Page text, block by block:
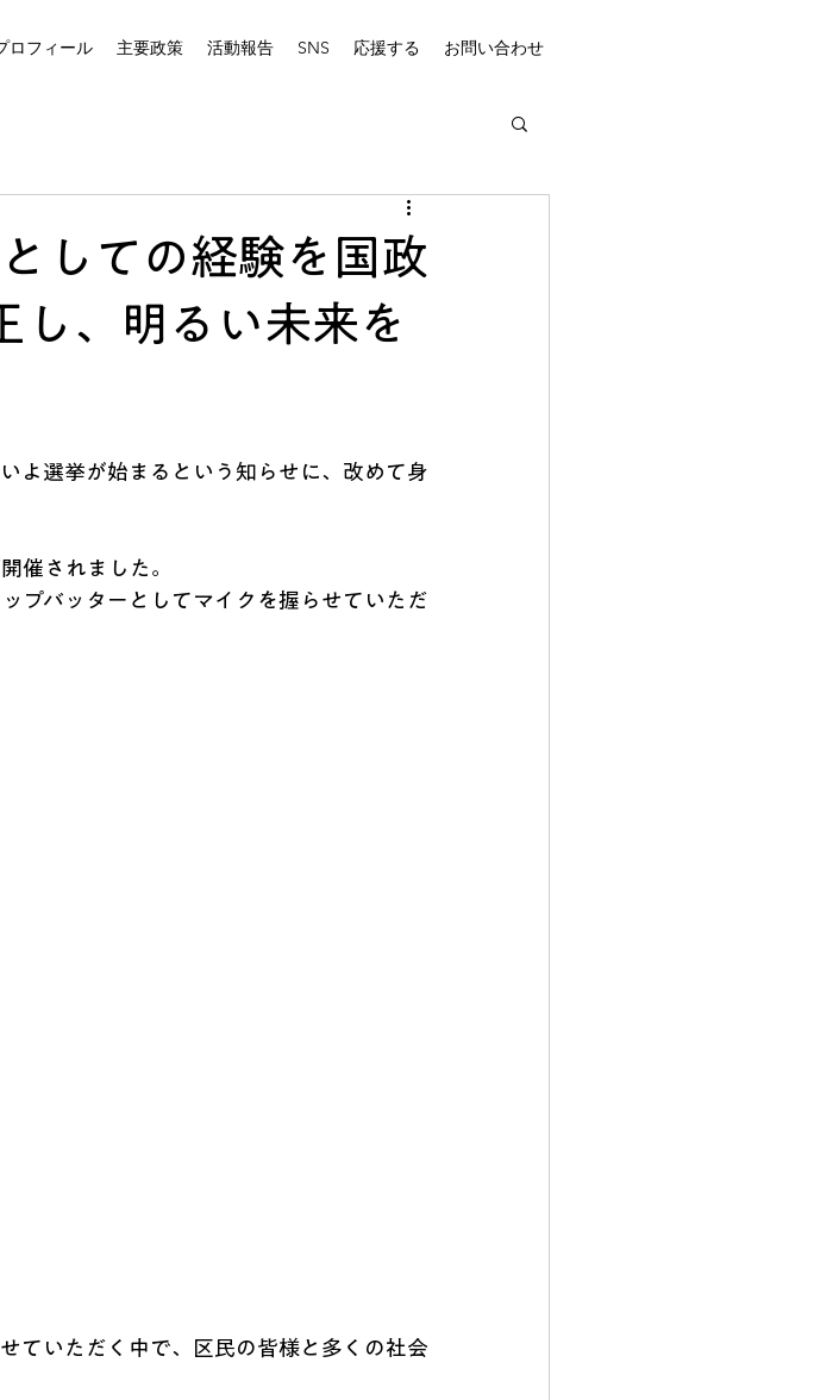
ロフィール 主要政策 活動報告 SNS 応援する お問い合わせ
しての経験を国政
し、明るい未来を
よ選挙が始まるという知らせに、改めて身
催されました。
プバッターとしてマイクを握らせていただ
ていただく中で、区民の皆様と多くの社会